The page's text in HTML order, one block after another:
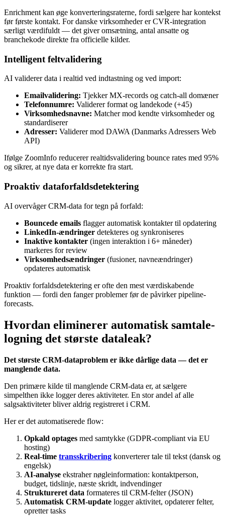
Enrichment kan øge konverteringsraterne, fordi sælgere har kontekst
før første kontakt. For danske virksomheder er CVR-integration
særligt værdifuldt — det giver omsætning, antal ansatte og
branchekode direkte fra officielle kilder.
Intelligent feltvalidering
AI validerer data i realtid ved indtastning og ved import:
Emailvalidering: Tjekker MX-records og catch-all domæner
Telefonnumre: Validerer format og landekode (+45)
Virksomhedsnavne: Matcher mod kendte virksomheder og
standardiserer
Adresser: Validerer mod DAWA (Danmarks Adressers Web
API)
Ifølge ZoomInfo reducerer realtidsvalidering bounce rates med 95%
og sikrer, at nye data er korrekte fra start.
Proaktiv dataforfaldsdetektering
AI overvåger CRM-data for tegn på forfald:
Bouncede emails flagger automatisk kontakter til opdatering
LinkedIn-ændringer detekteres og synkroniseres
Inaktive kontakter (ingen interaktion i 6+ måneder)
markeres for review
Virksomhedsændringer (fusioner, navneændringer)
opdateres automatisk
Proaktiv forfaldsdetektering er ofte den mest værdiskabende
funktion — fordi den fanger problemer før de påvirker pipeline-
forecasts.
Hvordan eliminerer automatisk samtale-
logning det største dataleak?
Det største CRM-dataproblem er ikke dårlige data — det er
manglende data.
Den primære kilde til manglende CRM-data er, at sælgere
simpelthen ikke logger deres aktiviteter. En stor andel af alle
salgsaktiviteter bliver aldrig registreret i CRM.
Her er det automatiserede flow:
Opkald optages med samtykke (GDPR-compliant via EU
hosting)
Real-time transskribering konverterer tale til tekst (dansk og
engelsk)
AI-analyse ekstraher nøgleinformation: kontaktperson,
budget, tidslinje, næste skridt, indvendinger
Struktureret data formateres til CRM-felter (JSON)
Automatisk CRM-update logger aktivitet, opdaterer felter,
opretter tasks